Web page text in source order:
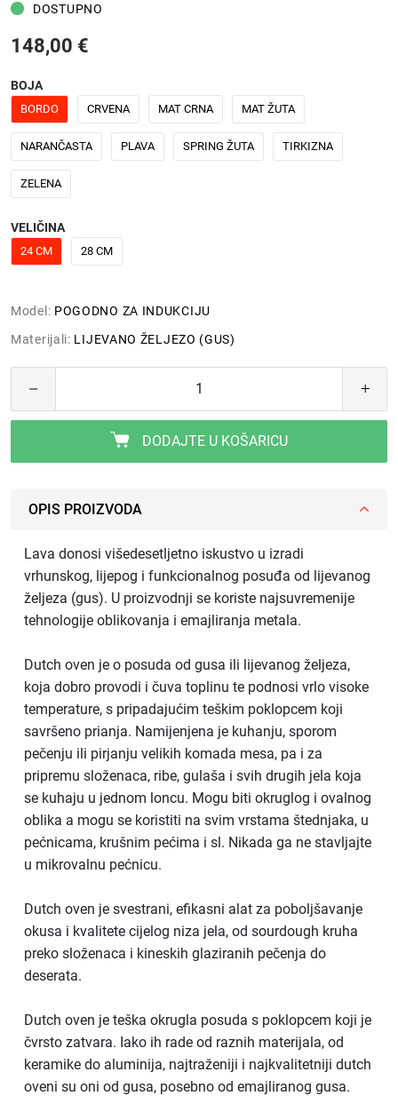
DOSTUPNO
148,00 €
BOJA
BORDO CRVENA MAT CRNA MAT ŽUTA
NARANČASTA PLAVA SPRING ŽUTA TIRKIZNA
ZELENA
VELIČINA
24 CM 28 CM
Model: POGODNO ZA INDUKCIJU
Materijali: LIJEVANO ŽELJEZO (GUS)
DODAJTE U KOŠARICU
OPIS PROIZVODA
Lava donosi višedesetljetno iskustvo u izradi
vrhunskog, lijepog i funkcionalnog posuđa od lijevanog
željeza (gus). U proizvodnji se koriste najsuvremenije
tehnologije oblikovanja i emajliranja metala.
Dutch oven je o posuda od gusa ili lijevanog željeza,
koja dobro provodi i čuva toplinu te podnosi vrlo visoke
temperature, s pripadajućim teškim poklopcem koji
savršeno prianja. Namijenjena je kuhanju, sporom
pečenju ili pirjanju velikih komada mesa, pa i za
pripremu složenaca, ribe, gulaša i svih drugih jela koja
se kuhaju u jednom loncu. Mogu biti okruglog i ovalnog
oblika a mogu se koristiti na svim vrstama štednjaka, u
pećnicama, krušnim pećima i sl. Nikada ga ne stavljajte
u mikrovalnu pećnicu.
Dutch oven je svestrani, efikasni alat za poboljšavanje
okusa i kvalitete cijelog niza jela, od sourdough kruha
preko složenaca i kineskih glaziranih pečenja do
deserata.
Dutch oven je teška okrugla posuda s poklopcem koji je
čvrsto zatvara. Iako ih rade od raznih materijala, od
keramike do aluminija, najtraženiji i najkvalitetniji dutch
oveni su oni od gusa, posebno od emajliranog gusa.